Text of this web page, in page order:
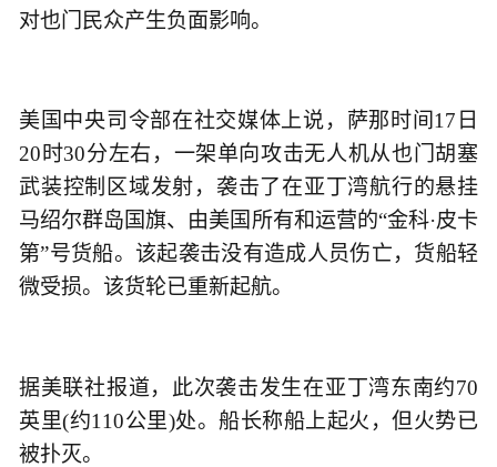
对也门民众产生负面影响。
美国中央司令部在社交媒体上说，萨那时间17日
20时30分左右，一架单向攻击无人机从也门胡塞
武装控制区域发射，袭击了在亚丁湾航行的悬挂
马绍尔群岛国旗、由美国所有和运营的“金科·皮卡
第”号货船。该起袭击没有造成人员伤亡，货船轻
微受损。该货轮已重新起航。
据美联社报道，此次袭击发生在亚丁湾东南约70
英里(约110公里)处。船长称船上起火，但火势已
被扑灭。